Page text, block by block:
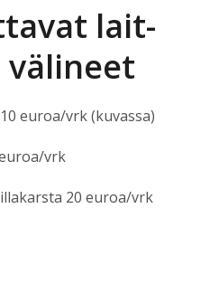
lait­
euroa/vrk (kuvas­sa)
vrk
20 euroa/vrk